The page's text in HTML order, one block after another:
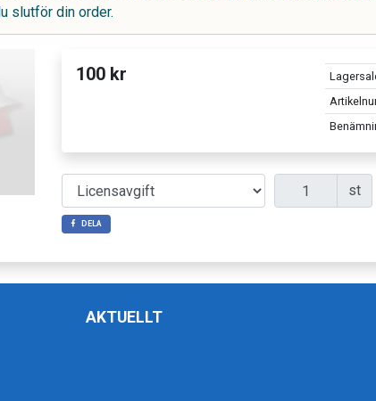
slutför din order.
100 kr
Antal st
DELA
AKTUELLT